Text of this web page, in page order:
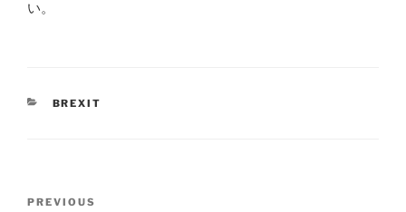
い。
CATEGORIES
BREXIT
Previous
PREVIOUS